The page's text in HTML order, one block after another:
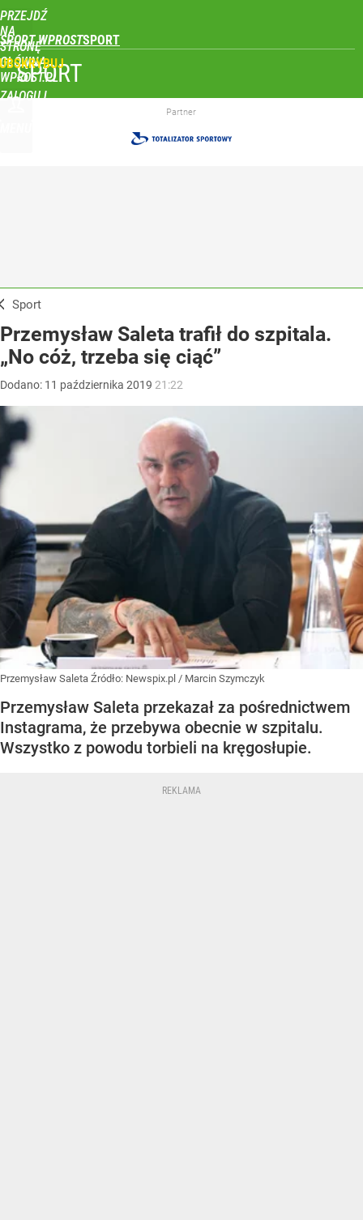
PRZEJDŹ
NA
STRONĘ
GŁÓWNĄ
WPROST.PL
SPORT WPROST
ZALOGUJ
SPORT
Partner
Sport
Przemysław Saleta trafił do szpitala.
„No cóż, trzeba się ciąć”
Dodano: 11 października 2019 21:22
Przemysław Saleta Źródło: Newspix.pl / Marcin Szymczyk
Przemysław Saleta przekazał za pośrednictwem
Instagrama, że przebywa obecnie w szpitalu.
Wszystko z powodu torbieli na kręgosłupie.